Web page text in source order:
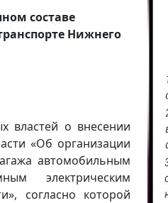
составе
Нижнего
властей о внесении
«Об организации
автомобильным
электрическим
согласно которой